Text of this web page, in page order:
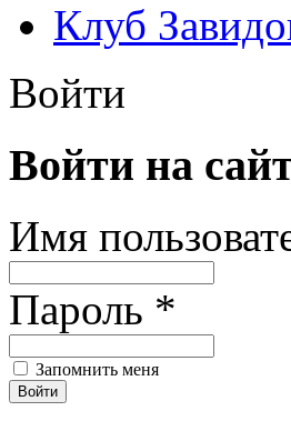
Клуб
Войти
Войти на
Имя
Пароль *
Запомнить меня